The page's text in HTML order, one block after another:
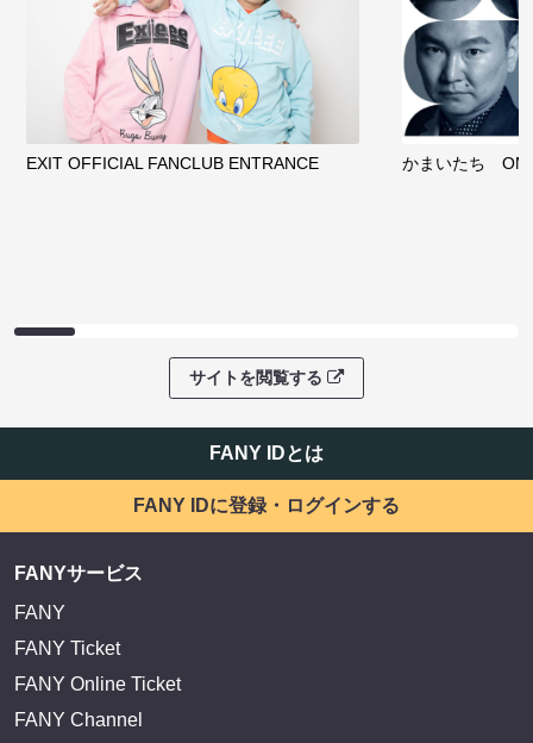
EXIT OFFICIAL FANCLUB ENTRANCE かまいたち
サイトを閲覧する
FANY IDとは
FANY IDに登録・ログインする
FANYサービス
FANY
FANY Ticket
FANY Online Ticket
FANY Channel